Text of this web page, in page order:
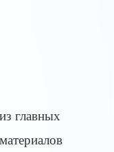
главных